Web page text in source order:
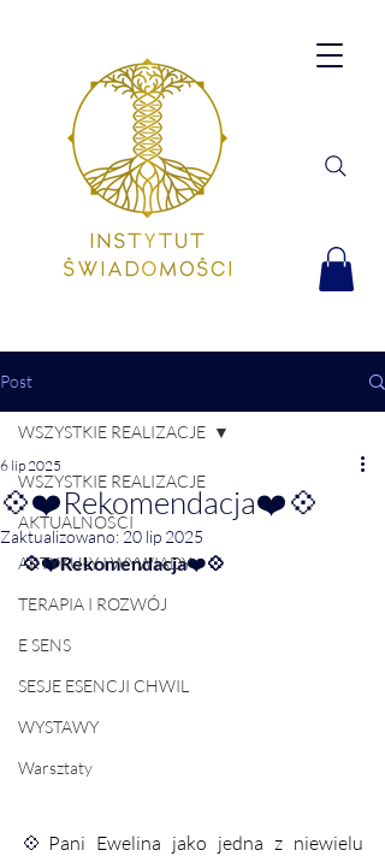
Post
WSZYSTKIE REALIZACJE
AKTUALNOŚCI
ARTYKUŁY I WYWIADY
TERAPIA I ROZWÓJ
E SENS
SESJE ESENCJI CHWIL
WYSTAWY
Warsztaty
WSZYSTKIE REALIZACJE
💠❤️Rekomendacja❤️💠
6 lip 2025
Zaktualizowano: 20 lip 2025
💠❤️Rekomendacja❤️💠
💠 Pani Ewelina jako jedna z niewielu